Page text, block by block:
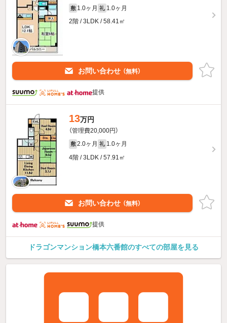
敷 1.0ヶ月 礼 1.0ヶ月
2階 / 3LDK / 58.41㎡
お問い合わせ （無料）
提供
13万円
（管理費20,000円）
敷 2.0ヶ月 礼 1.0ヶ月
4階 / 3LDK / 57.91㎡
お問い合わせ （無料）
提供
ドラゴンマンション橋本六番館のすべての部屋を見る